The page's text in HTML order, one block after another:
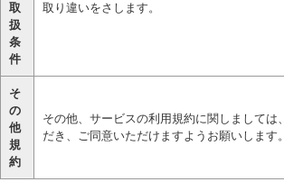
取
扱
条
件
取り違いをさします。
そ
の
他
規
約
その他、サービスの利用規約に関しましては、
だき、ご同意いただけますようお願いします。